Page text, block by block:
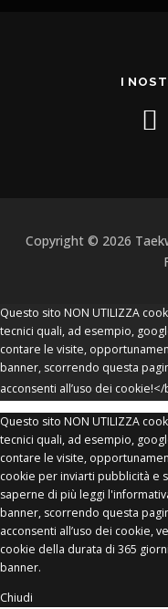
I
Copyright © 2026
Questo sito NON UTILIZZA
tecnici quali, ad esempio,
contare le visite,
banner, scorrendo questa
acconsenti all’uso dei
Questo sito NON UTILIZZA
tecnici quali, ad esempio,
contare le visite,
cookie per inviarti pubblicità e
saperne di più leggi
banner, scorrendo questa
acconsenti all’uso dei cookie,
cookie della durata di 365
banner.
Chiudi